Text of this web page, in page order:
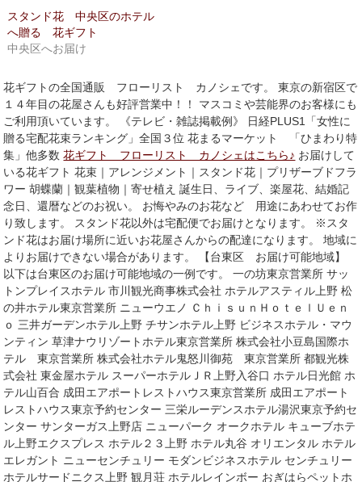
ド
ウ
で
開
き
さ
い
(新
し
い
ン
ド
ウ
で
開
き
ま
す)
スタンド花 中央区のホテル
へ贈る 花ギフト
中央区へお届け
花ギフトの全国通販 フローリスト カノシェです。 東京の新宿区で
１４年目の花屋さんも好評営業中！！ マスコミや芸能界のお客様にも
ご利用頂いています。 《テレビ・雑誌掲載例》 日経PLUS1「女性に
贈る宅配花束ランキング」全国３位 花まるマーケット 「ひまわり特
集」他多数花ギフト フローリスト カノシェはこちら♪ お届けして
いる花ギフト 花束｜アレンジメント｜スタンド花｜プリザーブドフラ
ワー 胡蝶蘭｜観葉植物｜寄せ植え 誕生日、ライブ、楽屋花、結婚記
念日、還暦などのお祝い。 お悔やみのお花など 用途にあわせてお作
り致します。 スタンド花以外は宅配便でお届けとなります。 ※スタ
ンド花はお届け場所に近いお花屋さんからの配達になります。 地域に
よりお届けできない場合があります。 【台東区 お届け可能地域】
以下は台東区のお届け可能地域の一例です。 一の坊東京営業所 サッ
トンプレイスホテル 市川観光商事株式会社 ホテルアスティル上野 松
の井ホテル東京営業所 ニューウエノ ＣｈｉｓｕｎＨｏｔｅｌＵｅｎ
ｏ 三井ガーデンホテル上野 チサンホテル上野 ビジネスホテル・マウ
ンティン 草津ナウリゾートホテル東京営業所 株式会社小豆島国際ホ
テル 東京営業所 株式会社ホテル鬼怒川御苑 東京営業所 都観光株
式会社 東金屋ホテル スーパーホテルＪＲ上野入谷口 ホテル日光館 ホ
テル山百合 成田エアポートレストハウス東京営業所 成田エアポート
レストハウス東京予約センター 三栄ルーデンスホテル湯沢東京予約セ
ンター サンターガス上野店 ニューパーク オークホテル キューブホテ
ル上野エクスプレス ホテル２３上野 ホテル丸谷 オリエンタル ホテル
エレガント ニューセンチュリー モダンビジネスホテル センチュリー
ホテルサードニクス上野 観月荘 ホテルレインボー おぎはらペットホ